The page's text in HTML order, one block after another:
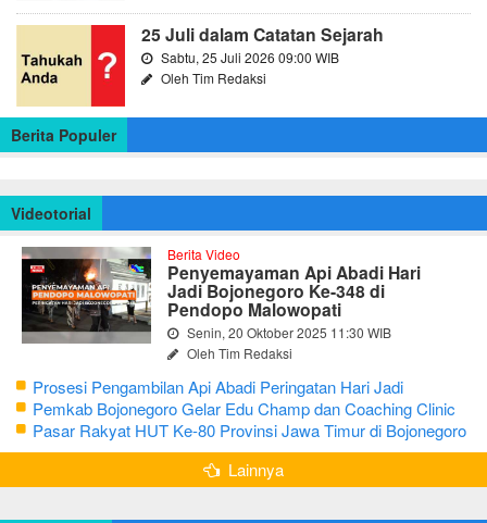
25 Juli dalam Catatan Sejarah
Sabtu, 25 Juli 2026 09:00 WIB
Oleh Tim Redaksi
Berita Populer
Videotorial
Berita Video
Penyemayaman Api Abadi Hari
Jadi Bojonegoro Ke-348 di
Pendopo Malowopati
Senin, 20 Oktober 2025 11:30 WIB
Oleh Tim Redaksi
Prosesi Pengambilan Api Abadi Peringatan Hari Jadi
Bojonegoro Ke-348
Pemkab Bojonegoro Gelar Edu Champ dan Coaching Clinic
Seni Reog dan Jaranan
Pasar Rakyat HUT Ke-80 Provinsi Jawa Timur di Bojonegoro
Lainnya